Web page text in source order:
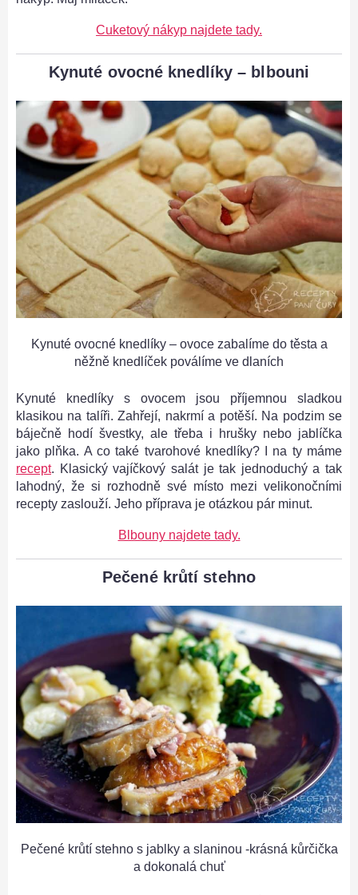
Cuketový nákyp najdete tady.
Kynuté ovocné knedlíky – blbouni
Kynuté ovocné knedlíky – ovoce zabalíme do těsta a
něžně knedlíček poválíme ve dlaních
Kynuté knedlíky s ovocem jsou příjemnou sladkou
klasikou na talíři. Zahřejí, nakrmí a potěší. Na podzim se
báječně hodí švestky, ale třeba i hrušky nebo jablíčka
jako plňka. A co také tvarohové knedlíky? I na ty máme
recept. Klasický vajíčkový salát je tak jednoduchý a tak
lahodný, že si rozhodně své místo mezi velikonočními
recepty zaslouží. Jeho příprava je otázkou pár minut.
Blbouny najdete tady.
Pečené krůtí stehno
Pečené krůtí stehno s jablky a slaninou -krásná kůrčička
a dokonalá chuť